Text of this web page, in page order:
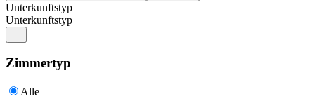
Unterkunftstyp
Unterkunftstyp
Zimmertyp
Alle